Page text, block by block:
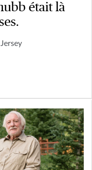
était là